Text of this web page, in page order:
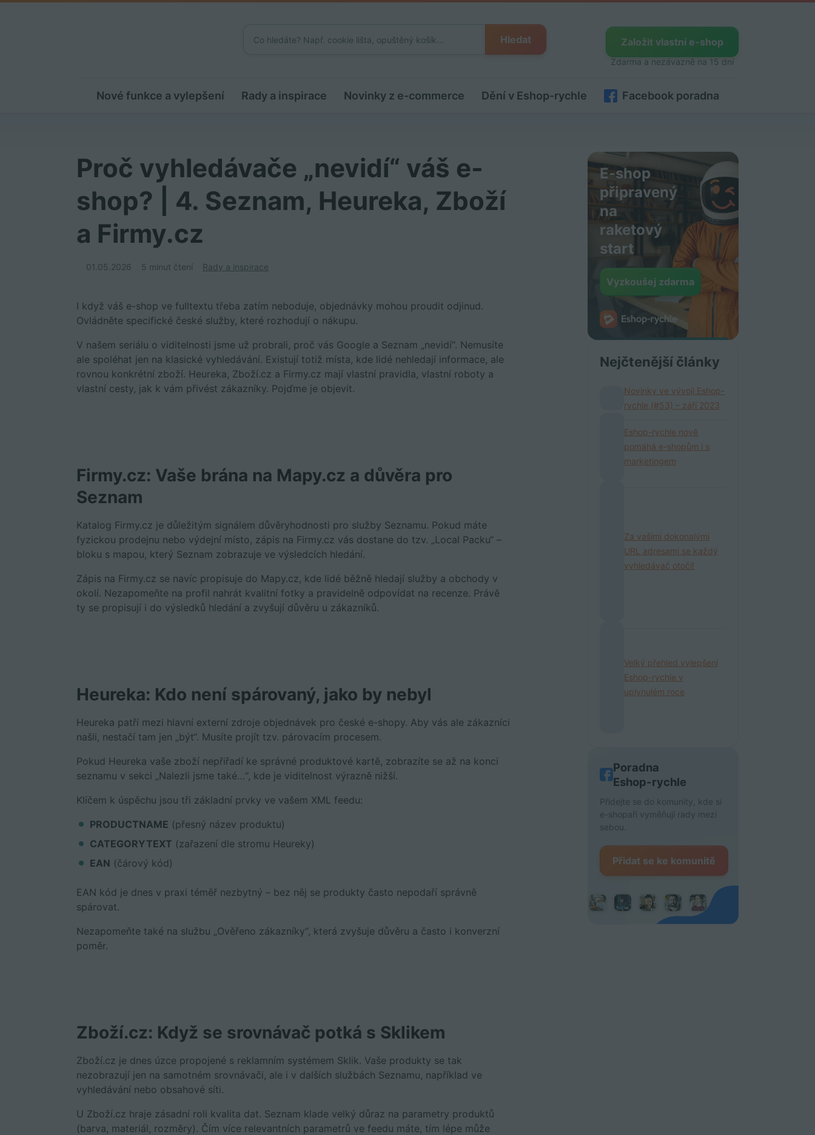
Hledat Založit vlastní e-shop
Zdarma a nezávazně na 15 dní
Nové funkce a vylepšení Rady a inspirace Novinky z e-commerce Dění v Eshop-rychle Facebook poradna
Proč vyhledávače „nevidí“ váš e-
shop? | 4. Seznam, Heureka, Zboží
a Firmy.cz
01.05.2026 5 minut čtení Rady a inspirace
I když váš e-shop ve fulltextu třeba zatím neboduje, objednávky mohou proudit odjinud.
Ovládněte specifické české služby, které rozhodují o nákupu.
V našem seriálu o viditelnosti jsme už probrali, proč vás Google a Seznam „nevidí“. Nemusíte
ale spoléhat jen na klasické vyhledávání. Existují totiž místa, kde lidé nehledají informace, ale
rovnou konkrétní zboží. Heureka, Zboží.cz a Firmy.cz mají vlastní pravidla, vlastní roboty a
vlastní cesty, jak k vám přivést zákazníky. Pojďme je objevit.
Firmy.cz: Vaše brána na Mapy.cz a důvěra pro
Seznam
Katalog Firmy.cz je důležitým signálem důvěryhodnosti pro služby Seznamu. Pokud máte
fyzickou prodejnu nebo výdejní místo, zápis na Firmy.cz vás dostane do tzv. „Local Packu“ –
bloku s mapou, který Seznam zobrazuje ve výsledcích hledání.
Zápis na Firmy.cz se navíc propisuje do Mapy.cz, kde lidé běžně hledají služby a obchody v
okolí. Nezapomeňte na profil nahrát kvalitní fotky a pravidelně odpovídat na recenze. Právě
ty se propisují i do výsledků hledání a zvyšují důvěru u zákazníků.
Heureka: Kdo není spárovaný, jako by nebyl
Heureka patří mezi hlavní externí zdroje objednávek pro české e-shopy. Aby vás ale zákazníci
našli, nestačí tam jen „být“. Musíte projít tzv. párovacím procesem.
Pokud Heureka vaše zboží nepřiřadí ke správné produktové kartě, zobrazíte se až na konci
seznamu v sekci „Nalezli jsme také…“, kde je viditelnost výrazně nižší.
Klíčem k úspěchu jsou tři základní prvky ve vašem XML feedu:
PRODUCTNAME (přesný název produktu)
CATEGORYTEXT (zařazení dle stromu Heureky)
EAN (čárový kód)
EAN kód je dnes v praxi téměř nezbytný – bez něj se produkty často nepodaří správně
spárovat.
Nezapomeňte také na službu „Ověřeno zákazníky“, která zvyšuje důvěru a často i konverzní
poměr.
Zboží.cz: Když se srovnávač potká s Sklikem
Zboží.cz je dnes úzce propojené s reklamním systémem Sklik. Vaše produkty se tak
nezobrazují jen na samotném srovnávači, ale i v dalších službách Seznamu, například ve
vyhledávání nebo obsahové síti.
U Zboží.cz hraje zásadní roli kvalita dat. Seznam klade velký důraz na parametry produktů
(barva, materiál, rozměry). Čím více relevantních parametrů ve feedu máte, tím lépe může
E-shop
připravený
na
raketový
start
Vyzkoušej zdarma
Nejčtenější články
Novinky ve vývoji Eshop-
rychle (#53) – září 2023
Eshop-rychle nově
pomáhá e-shopům i s
marketingem
Za vašimi dokonalými
URL adresami se každý
vyhledávač otočí!
Velký přehled vylepšení
Eshop-rychle v
uplynulém roce
Poradna
Eshop-rychle
Přidejte se do komunity, kde si
e-shopaři vyměňují rady mezi
sebou.
Přidat se ke komunitě